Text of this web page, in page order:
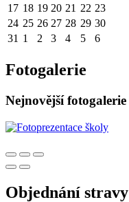
17 18 19 20 21 22 23
24 25 26 27 28 29 30
31 1 2 3 4 5 6
Fotogalerie
Nejnovější fotogalerie
Objednání stravy